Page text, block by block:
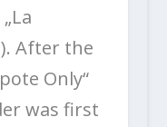
After the
Only“
was first